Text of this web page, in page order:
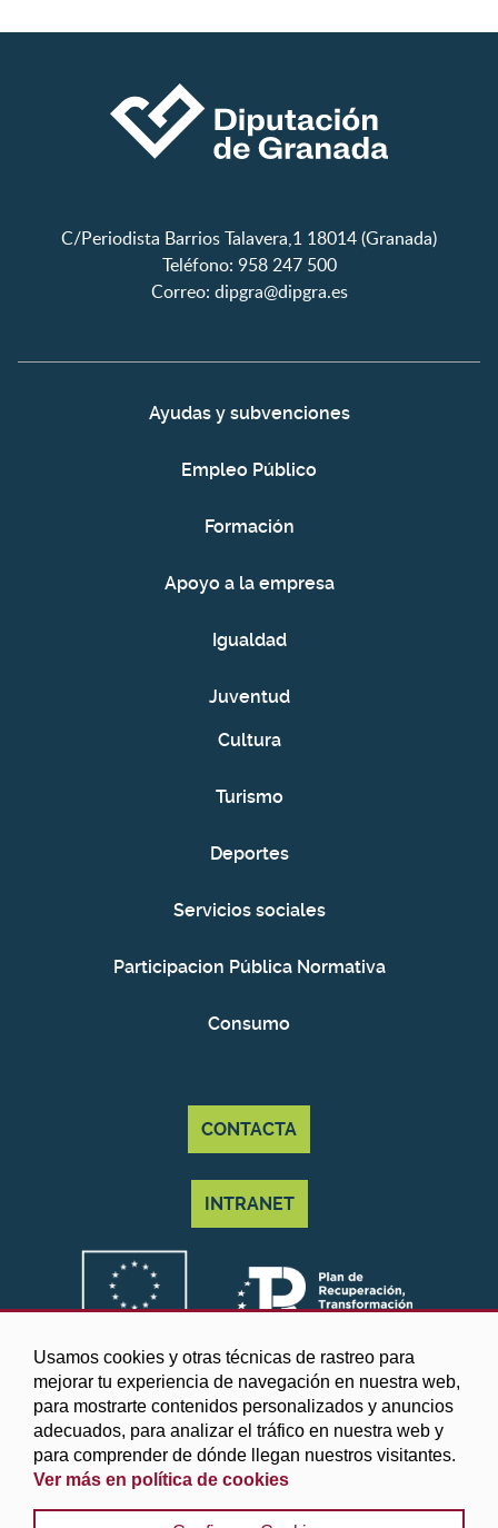
Usamos cookies y otras técnicas de rastreo para
mejorar tu experiencia de navegación en nuestra web,
para mostrarte contenidos personalizados y anuncios
adecuados, para analizar el tráfico en nuestra web y
para comprender de dónde llegan nuestros visitantes.
Ver más en política de cookies
C/Periodista Barrios Talavera,1 18014 (Granada)
Teléfono: 958 247 500
Correo: dipgra@dipgra.es
Ayudas y subvenciones
Empleo Público
Formación
Apoyo a la empresa
Igualdad
Juventud
Cultura
Turismo
Deportes
Servicios sociales
Participacion Pública Normativa
Consumo
CONTACTA
INTRANET
©2025 Diputación de Granada